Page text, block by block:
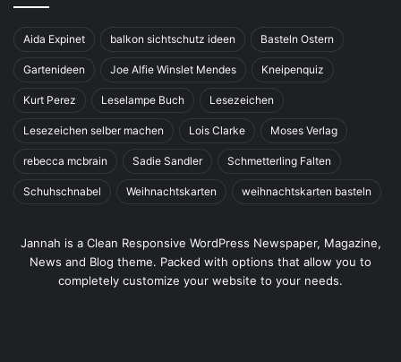
Aida Expinet balkon sichtschutz ideen Basteln Ostern
Gartenideen Joe Alfie Winslet Mendes Kneipenquiz
Kurt Perez Leselampe Buch Lesezeichen
Lesezeichen selber machen Lois Clarke Moses Verlag
rebecca mcbrain Sadie Sandler Schmetterling Falten
Schuhschnabel Weihnachtskarten weihnachtskarten basteln
Jannah is a Clean Responsive WordPress Newspaper, Magazine,
News and Blog theme. Packed with options that allow you to
completely customize your website to your needs.